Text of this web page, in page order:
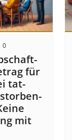
0
für
tat­
mit